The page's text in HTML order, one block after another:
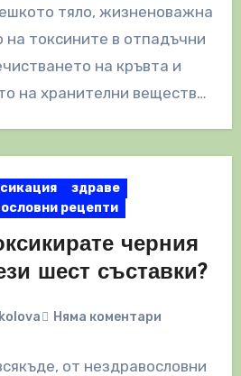
тяло, жизненоважна
токсините в отпадъчни
на кръвта и
на хранителни вещества
здраве
рецепти
черния
шест съставки?
Няма коментари
от нездравословни